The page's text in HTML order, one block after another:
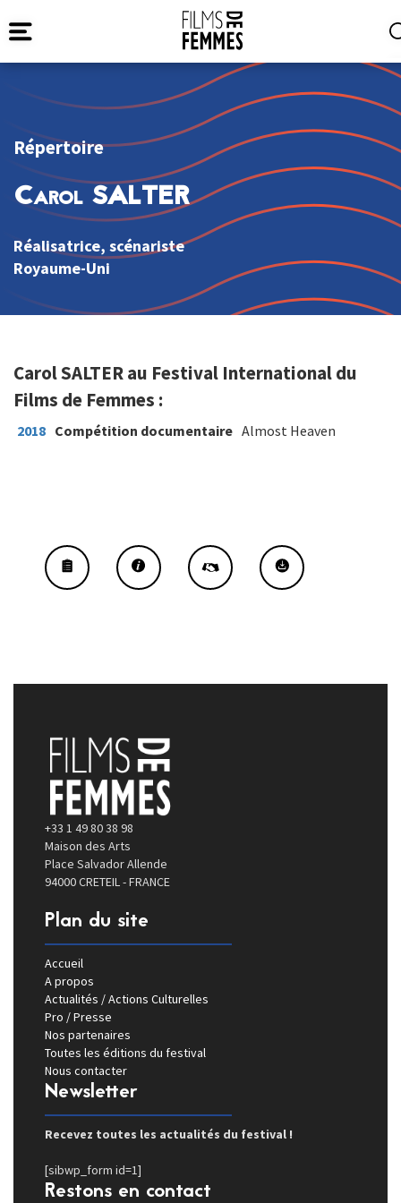
Répertoire
Carol SALTER
Réalisatrice, scénariste
Royaume-Uni
Carol SALTER au Festival International du
Films de Femmes :
2018 Compétition documentaire Almost Heaven
+33 1 49 80 38 98
Maison des Arts
Place Salvador Allende
94000 CRETEIL - FRANCE
Plan du site
Accueil
A propos
Actualités / Actions Culturelles
Pro / Presse
Nos partenaires
Toutes les éditions du festival
Nous contacter
Newsletter
Recevez toutes les actualités du festival !
[sibwp_form id=1]
Restons en contact